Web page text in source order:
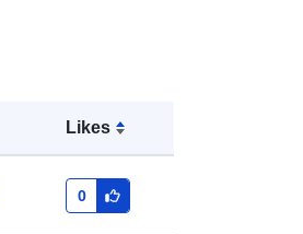
Likes
0